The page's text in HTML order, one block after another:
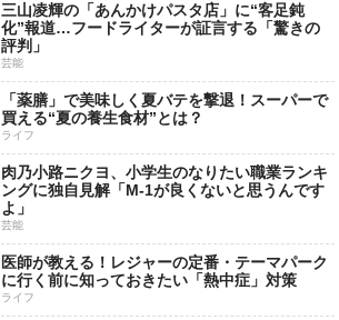
三山凌輝の「あんかけパスタ店」に“客足鈍
化”報道…フードライターが証言する「驚きの
評判」
芸能
「薬膳」で美味しく夏バテを撃退！スーパーで
買える“夏の養生食材”とは？
ライフ
肉乃小路ニクヨ、小学生のなりたい職業ランキ
ングに独自見解「M-1が良くないと思うんです
よ」
芸能
医師が教える！レジャーの定番・テーマパーク
に行く前に知っておきたい「熱中症」対策
ライフ